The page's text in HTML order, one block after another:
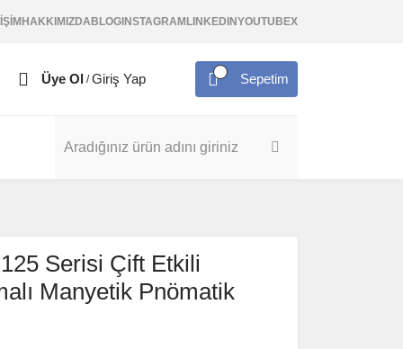
HAKKIMIZDA BLOG INSTAGRAM LINKEDINYOUTUBEX
Üye Ol / Giriş Yap Sepetim
Serisi Çift Etkili
Manyetik Pnömatik